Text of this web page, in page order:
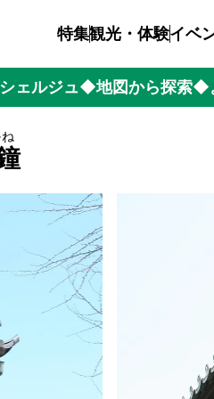
特集観光・体験イベ
ェルジュ◆地図から探索◆